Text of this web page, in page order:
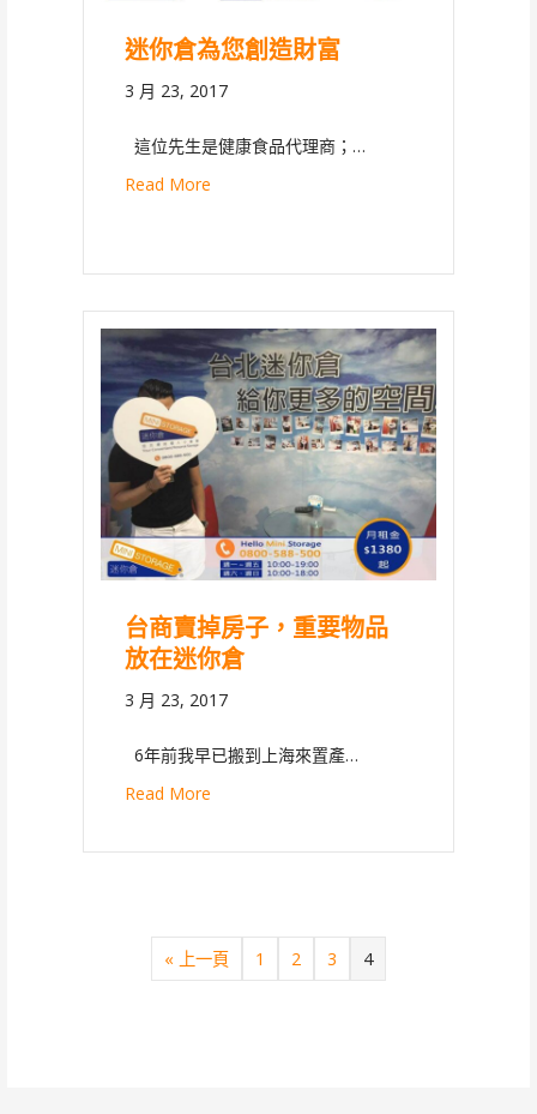
迷你倉為您創造財富
3 月 23, 2017
這位先生是健康食品代理商；…
Read More
台商賣掉房子，重要物品
放在迷你倉
3 月 23, 2017
6年前我早已搬到上海來置產…
Read More
« 上一頁 1 2 3 4